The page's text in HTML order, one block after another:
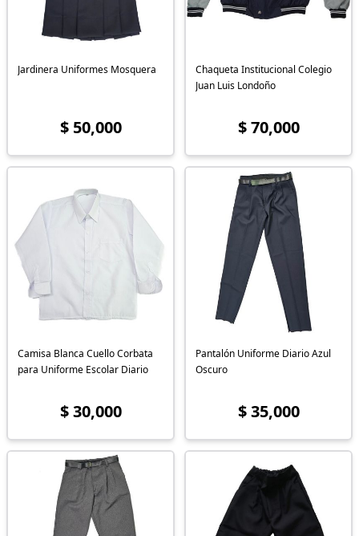
Jardinera Uniformes Mosquera
$ 50,000
Chaqueta Institucional Colegio
Juan Luis Londoño
$ 70,000
Camisa Blanca Cuello Corbata
para Uniforme Escolar Diario
$ 30,000
Pantalón Uniforme Diario Azul
Oscuro
$ 35,000